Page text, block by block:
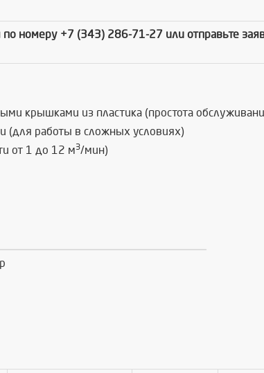
по номеру +7 (343) 286-71-27 или отправьте
крышками из пластика (простота
(для работы в сложных условиях)
от 1 до 12 м3/мин)